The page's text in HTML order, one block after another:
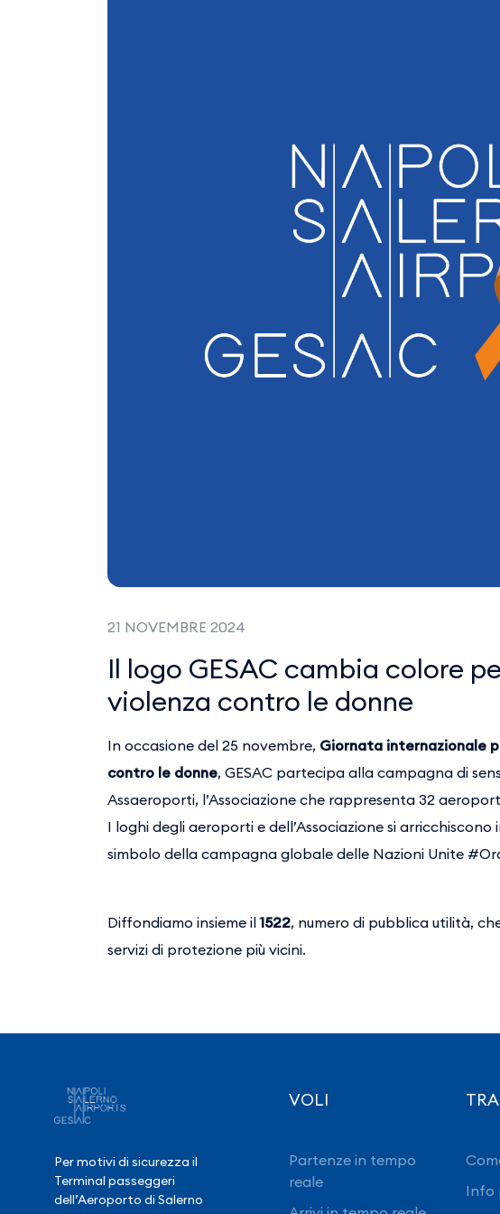
21 NOVEMBRE 2024
Il logo GESAC cambia colore
violenza contro le donne
In occasione del 25 novembre, Giornata internazionale
contro le donne, GESAC partecipa alla campagna di
Assaeroporti, l’Associazione che rappresenta 32
I loghi degli aeroporti e dell’Associazione si
simbolo della campagna globale delle Nazioni Unite
Diffondiamo insieme il1522, numero di pubblica utilità,
servizi di protezione più vicini.
Per motivi di sicurezza il
Terminal passeggeri
dell’Aeroporto di Salerno
VOLI
Partenze in tempo
reale
Info